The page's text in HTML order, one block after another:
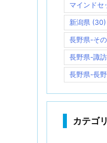
マインドセ
新潟県 (30)
長野県-そ
長野県-諏
長野県-長
カテゴ